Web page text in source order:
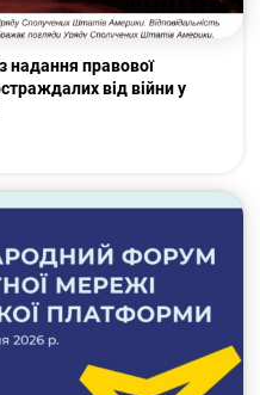
надання правової
від війни у